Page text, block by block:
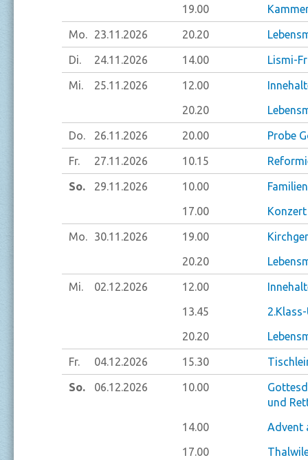
19.00
Mo. 23.11.2026 20.20
Di. 24.11.2026 14.00 Lismi-
Mi. 25.11.2026 12.00
20.20
Do. 26.11.2026 20.00 Probe
Fr. 27.11.2026 10.15
So. 29.11.2026 10.00
17.00
Mo. 30.11.2026 19.00
20.20
Mi. 02.12.2026 12.00
13.45
20.20
Fr. 04.12.2026 15.30
So. 06.12.2026 10.00
und
14.00
Advent
17.00